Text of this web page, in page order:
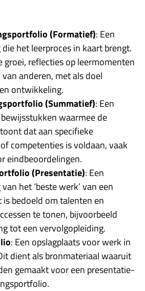
(Formatief): Een
het leerproces in kaart brengt.
groei, reflecties op leermomenten
anderen, met als doel
ontwikkeling.
(Summatief): Een
waarmee de
dat aan specifieke
competenties is voldaan, vaak
eindbeoordelingen.
(Presentatie): Een
het ‘beste werk’ van een
bedoeld om talenten en
te tonen, bijvoorbeeld
tot een vervolgopleiding.
: Een opslagplaats voor werk in
dient als bronmateriaal waaruit
gemaakt voor een presentatie-